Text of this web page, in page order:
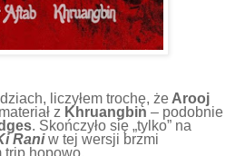
liczyłem trochę, żeArooj
z Khruangbin – podobnie
. Skończyło się „tylko” na
Raniw tej wersji brzmi